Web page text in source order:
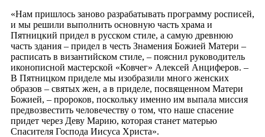
«Нам пришлось заново разрабатывать программу росписей,
и мы решили выполнить основную часть храма и
Пятницкий придел в русском стиле, а самую древнюю
часть здания – придел в честь Знамения Божией Матери –
расписать в византийском стиле, – пояснил руководитель
иконописной мастерской «Ковчег» Алексей Анциферов. –
В Пятницком приделе мы изобразили много женских
образов – святых жен, а в приделе, посвященном Матери
Божией, – пророков, поскольку именно им выпала миссия
предвозвестить человечеству о том, что наше спасение
придет через Деву Марию, которая станет матерью
Спасителя Господа Иисуса Христа».